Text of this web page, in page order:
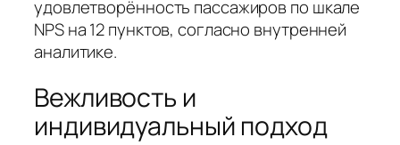
удовлетворённость пассажиров по шкале
NPS на 12 пунктов, согласно внутренней
аналитике.
Вежливость и
индивидуальный подход